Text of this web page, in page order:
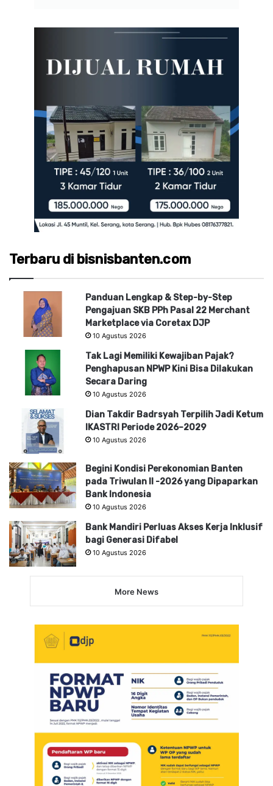
Terbaru di bisnisbanten.com
Panduan Lengkap & Step-by-Step
Pengajuan SKB PPh Pasal 22 Merchant
Marketplace via Coretax DJP
10 Agustus 2026
Tak Lagi Memiliki Kewajiban Pajak?
Penghapusan NPWP Kini Bisa Dilakukan
Secara Daring
10 Agustus 2026
Dian Takdir Badrsyah Terpilih Jadi Ketum
IKASTRI Periode 2026–2029
10 Agustus 2026
Begini Kondisi Perekonomian Banten
pada Triwulan II -2026 yang Dipaparkan
Bank Indonesia
10 Agustus 2026
Bank Mandiri Perluas Akses Kerja Inklusif
bagi Generasi Difabel
10 Agustus 2026
More News